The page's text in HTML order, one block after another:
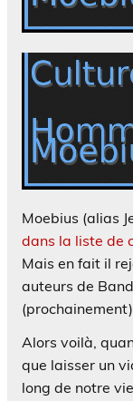
Moebius (alias
dans la liste de
Mais en fait il
auteurs de
(prochainement).
Alors voilà,
que laisser un
long de notre